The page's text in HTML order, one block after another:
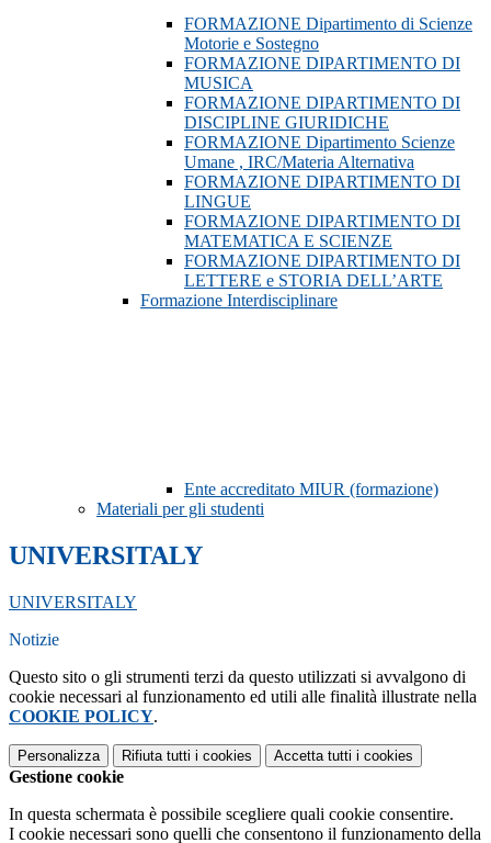
FORMAZIONE Dipartimento di Scienze
Motorie e Sostegno
FORMAZIONE DIPARTIMENTO DI
MUSICA
FORMAZIONE DIPARTIMENTO DI
DISCIPLINE GIURIDICHE
FORMAZIONE Dipartimento Scienze
Umane , IRC/Materia Alternativa
FORMAZIONE DIPARTIMENTO DI
LINGUE
FORMAZIONE DIPARTIMENTO DI
MATEMATICA E SCIENZE
FORMAZIONE DIPARTIMENTO DI
LETTERE e STORIA DELL’ARTE
Formazione Interdisciplinare
Ente accreditato MIUR (formazione)
Materiali per gli studenti
UNIVERSITALY
UNIVERSITALY
Notizie
Questo sito o gli strumenti terzi da questo utilizzati si avvalgono di
cookie necessari al funzionamento ed utili alle finalità illustrate nella
COOKIE POLICY.
Personalizza Rifiuta tutti i cookies Accetta tutti i cookies
Gestione cookie
In questa schermata è possibile scegliere quali cookie consentire.
I cookie necessari sono quelli che consentono il funzionamento della